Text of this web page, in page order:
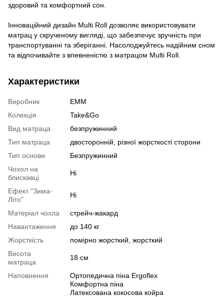
здоровий та комфортний сон.
Інноваційний дизайн Multi Roll дозволяє використовувати
матрац у скрученому вигляді, що забезпечує зручність при
транспортуванні та зберіганні. Насолоджуйтесь надійним сном
та відпочивайте з впевненістю з матрацом Multi Roll.
Характеристики
Виробник
EMM
Колекція
Take&Go
Вид матраца
безпружинний
Тип матраца
двосторонній, різної жорсткості сторони
Тип основи
Безпружинний
Чохол на
блискавці
Ні
Ефект "Зима-
Літо"
Ні
Матеріал чохла
стрейч-жакард
Навантаження
до 140 кг
Жорсткість
помірно жорсткий, жорсткий
Висота
матраца
18 см
Наповнення
Ортопедична піна Ergoflex
Комфортна піна
Латексована кокосова койра